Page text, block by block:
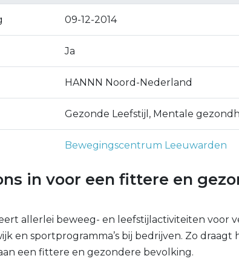
09-12-2014
Ja
HANNN Noord-Nederland
Gezonde Leefstijl, Mentale
Bewegingscentrum Leeuwarden
in voor een fittere en
allerlei beweeg- en leefstijlactiviteiten voor
en sportprogramma’s bij bedrijven. Zo draagt
een fittere en gezondere bevolking.